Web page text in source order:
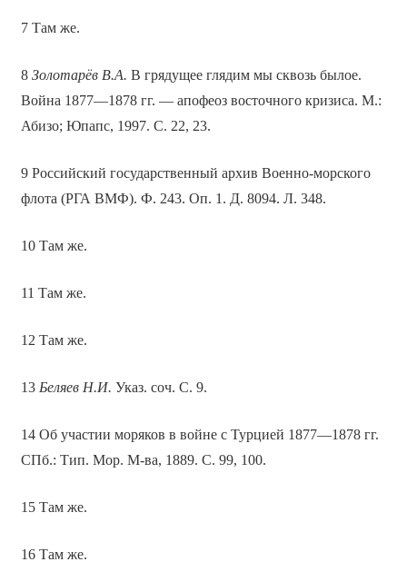
7 Там же.
8 Золотарёв В.А. В грядущее глядим мы сквозь былое.
Война 1877—1878 гг. — апофеоз восточного кризиса. М.:
Абизо; Юпапс, 1997. С. 22, 23.
9 Российский государственный архив Военно-морского
флота (РГА ВМФ). Ф. 243. Оп. 1. Д. 8094. Л. 348.
10 Там же.
11 Там же.
12 Там же.
13 Беляев Н.И. Указ. соч. С. 9.
14 Об участии моряков в войне с Турцией 1877—1878 гг.
СПб.: Тип. Мор. М-ва, 1889. С. 99, 100.
15 Там же.
16 Там же.